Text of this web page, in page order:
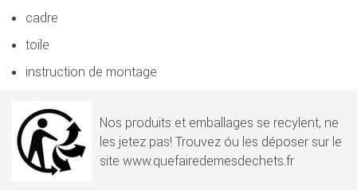
cadre
toile
instruction de montage
Nos produits et emballages se recylent, ne
les jetez pas! Trouvez óu les déposer sur le
site www.quefairedemesdechets.fr